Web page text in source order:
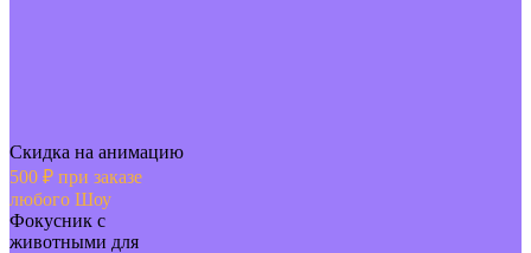
Скидка на анимацию
500 ₽ при заказе
любого Шоу
Фокусник с
животными для